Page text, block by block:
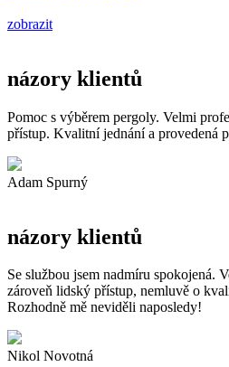
zobrazit
názory klientů
Pomoc s výběrem pergoly. Velmi
přístup. Kvalitní jednání a provedená
Adam Spurný
názory klientů
Se službou jsem nadmíru spokojená.
zároveň lidský přístup, nemluvě o
Rozhodně mě neviděli naposledy!
Nikol Novotná